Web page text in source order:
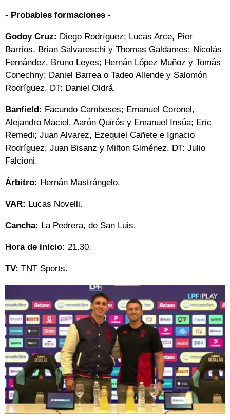
- Probables formaciones -
Godoy Cruz: Diego Rodríguez; Lucas Arce, Pier
Barrios, Brian Salvareschi y Thomas Galdames; Nicolás
Fernández, Bruno Leyes; Hernán López Muñoz y Tomás
Conechny; Daniel Barrea o Tadeo Allende y Salomón
Rodríguez. DT: Daniel Oldrá.
Banfield: Facundo Cambeses; Emanuel Coronel,
Alejandro Maciel, Aarón Quirós y Emanuel Insúa; Eric
Remedi; Juan Alvarez, Ezequiel Cañete e Ignacio
Rodríguez; Juan Bisanz y Milton Giménez. DT: Julio
Falcioni.
Árbitro: Hernán Mastrángelo.
VAR: Lucas Novelli.
Cancha: La Pedrera, de San Luis.
Hora de inicio: 21.30.
TV: TNT Sports.